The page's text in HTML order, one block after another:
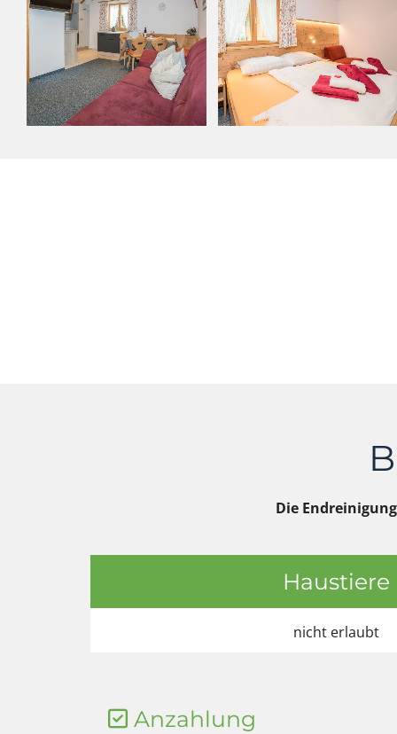
Die
Haustiere
nicht erlaubt
 Anzahlung